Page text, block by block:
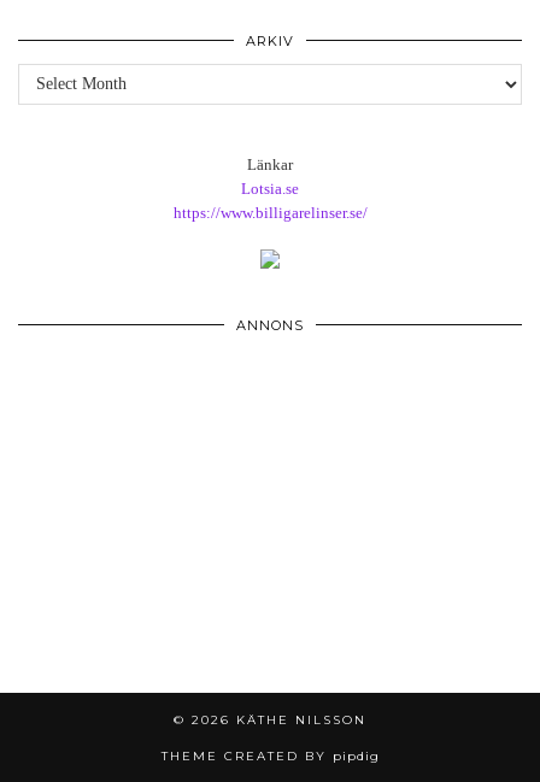
ARKIV
Arkiv
Länkar
Lotsia.se
https://www.billigarelinser.se/
ANNONS
© 2026 KÄTHE NILSSON
THEME CREATED BY pipdig